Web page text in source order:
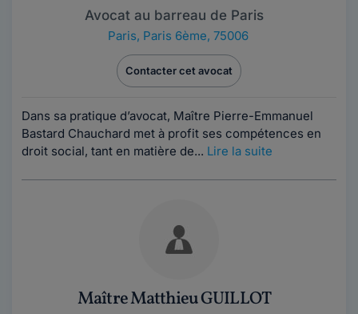
Avocat au barreau de Paris
Paris, Paris 6ème, 75006
Contacter cet avocat
Dans sa pratique d’avocat, Maître Pierre-Emmanuel
Bastard Chauchard met à profit ses compétences en
droit social, tant en matière de... Lire la suite
Maître Matthieu GUILLOT